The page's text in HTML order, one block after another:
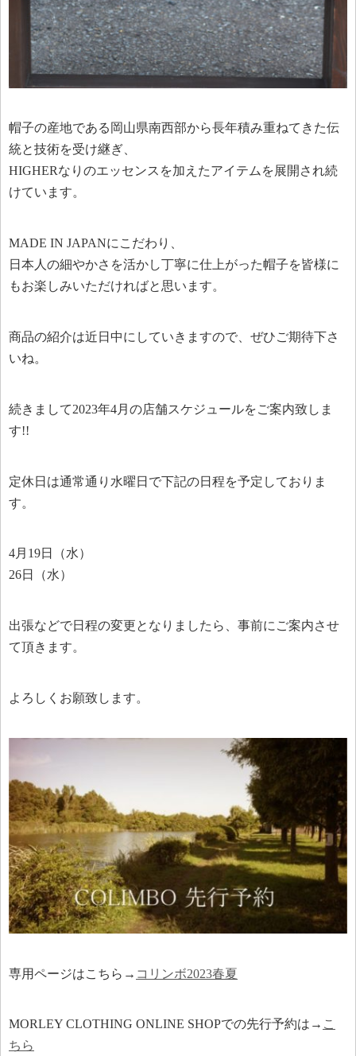
帽子の産地である岡山県南西部から長年積み重ねてきた伝
統と技術を受け継ぎ、
HIGHERなりのエッセンスを加えたアイテムを展開され続
けています。
MADE IN JAPANにこだわり、
日本人の細やかさを活かし丁寧に仕上がった帽子を皆様に
もお楽しみいただければと思います。
商品の紹介は近日中にしていきますので、ぜひご期待下さ
いね。
続きまして2023年4月の店舗スケジュールをご案内致しま
す!!
定休日は通常通り水曜日で下記の日程を予定しておりま
す。
4月19日（水）
26日（水）
出張などで日程の変更となりましたら、事前にご案内させ
て頂きます。
よろしくお願致します。
専用ページはこちら→ コリンボ2023春夏
MORLEY CLOTHING ONLINE SHOPでの先行予約は→ こ
ちら